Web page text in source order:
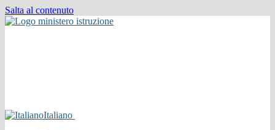
Salta al contenuto
Italiano